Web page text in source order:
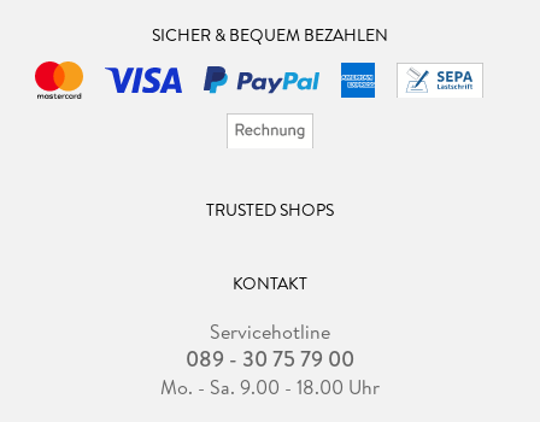
SICHER & BEQUEM BEZAHLEN
TRUSTED SHOPS
KONTAKT
Servicehotline
089 - 30 75 79 00
Mo. - Sa. 9.00 - 18.00 Uhr